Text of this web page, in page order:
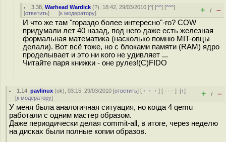
3.38 ,Warhead Wardick (?), 18:42, 29/03/2010 [^] [^^] [^^^]
[ответить] [к модератору] + / –
И что же там "гораздо более интересно"-го? COW
придумали лет 40 назад, под него даже есть железная
формальная математика (насколько помню MIT-овцы
делали). Вот всё тоже, но с блоками памяти (RAM) ядро
проделывает и это ни кого не удивляет ...
Читайте паря книжки - оне рулез!(С)FIDO
1.14 ,pavlinux (ok), 03:15, 29/03/2010 [ответить] [ ﹢﹢﹢] [ · · ·][↑]
[к модератору] + / –
У меня была аналогичная ситуация, но когда 4 qemu
работали с одним мастер образом.
Даже периодически делая commit-all, в итоге, через неделю
на дисках были полные копии образов.